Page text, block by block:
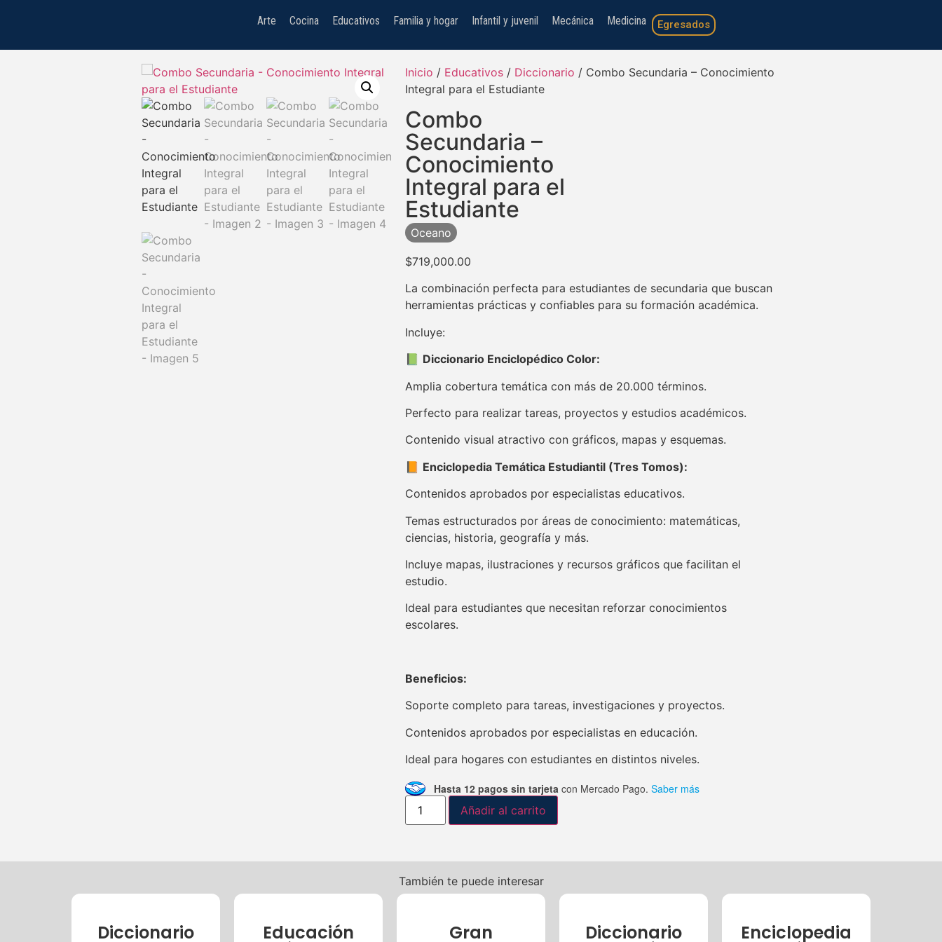
Arte Cocina Educativos Familia y hogar Infantil y juvenil Mecánica Medicina Egresados
Inicio / Educativos/ Diccionario / Combo Secundaria – Conocimiento
Integral para el Estudiante
Combo
Secundaria –
Conocimiento
Integral para el
Estudiante
Oceano
$719,000.00
La combinación perfecta para estudiantes de secundaria que buscan
herramientas prácticas y confiables para su formación académica.
Incluye:
📗 Diccionario Enciclopédico Color:
Amplia cobertura temática con más de 20.000 términos.
Perfecto para realizar tareas, proyectos y estudios académicos.
Contenido visual atractivo con gráficos, mapas y esquemas.
📙 Enciclopedia Temática Estudiantil (Tres Tomos):
Contenidos aprobados por especialistas educativos.
Temas estructurados por áreas de conocimiento: matemáticas,
ciencias, historia, geografía y más.
Incluye mapas, ilustraciones y recursos gráficos que facilitan el
estudio.
Ideal para estudiantes que necesitan reforzar conocimientos
escolares.
Beneficios:
Soporte completo para tareas, investigaciones y proyectos.
Contenidos aprobados por especialistas en educación.
Ideal para hogares con estudiantes en distintos niveles.
Hasta 12 pagos sin tarjeta con Mercado Pago. Saber más
Añadir al carrito
También te puede interesar
Diccionario Educación Gran Diccionario Enciclopedia